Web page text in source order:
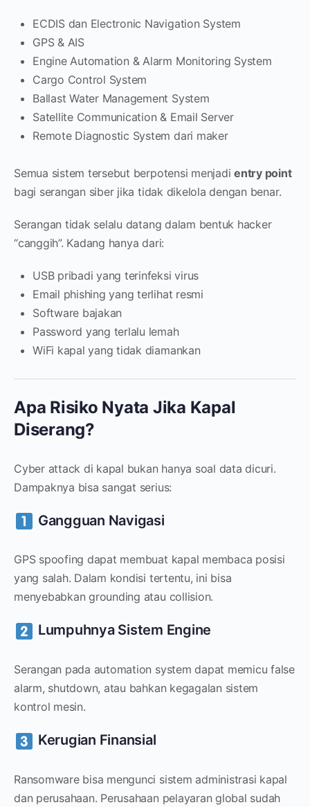
ECDIS dan Electronic Navigation System
GPS & AIS
Engine Automation & Alarm Monitoring System
Cargo Control System
Ballast Water Management System
Satellite Communication & Email Server
Remote Diagnostic System dari maker
Semua sistem tersebut berpotensi menjadientry point
bagi serangan siber jika tidak dikelola dengan benar.
Serangan tidak selalu datang dalam bentuk hacker
“canggih”. Kadang hanya dari:
USB pribadi yang terinfeksi virus
Email phishing yang terlihat resmi
Software bajakan
Password yang terlalu lemah
WiFi kapal yang tidak diamankan
Apa Risiko Nyata Jika Kapal
Diserang?
Cyber attack di kapal bukan hanya soal data dicuri.
Dampaknya bisa sangat serius:
Gangguan Navigasi
GPS spoofing dapat membuat kapal membaca posisi
yang salah. Dalam kondisi tertentu, ini bisa
menyebabkan grounding atau collision.
Lumpuhnya Sistem Engine
Serangan pada automation system dapat memicu false
alarm, shutdown, atau bahkan kegagalan sistem
kontrol mesin.
Kerugian Finansial
Ransomware bisa mengunci sistem administrasi kapal
dan perusahaan. Perusahaan pelayaran global sudah